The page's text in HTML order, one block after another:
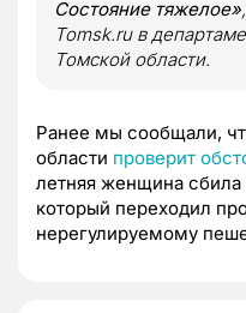
Состояние тяжелое»
Tomsk.ru в
Томской области.
Ранее мы сообщали,
области проверит
летняя женщина сбила
который переходил
нерегулируемому